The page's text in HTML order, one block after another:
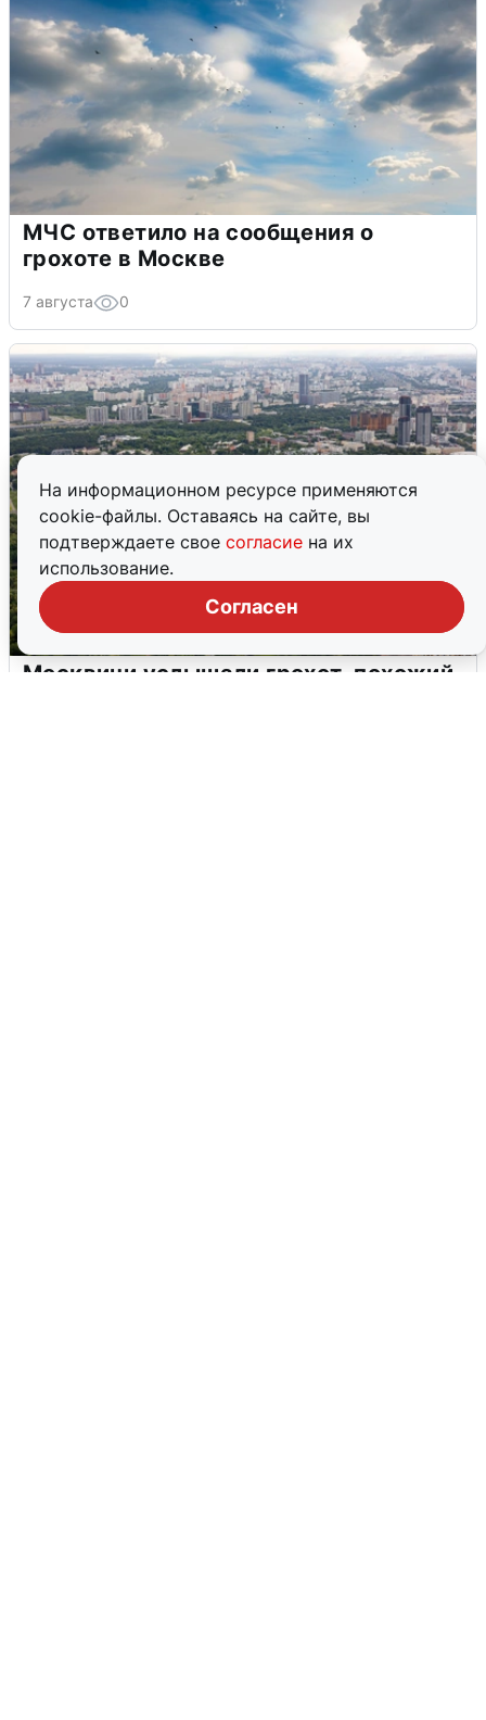
На информационном ресурсе применяются
cookie-файлы. Оставаясь на сайте, вы
подтверждаете свое согласие на их
использование.
Согласен
МЧС ответило на сообщения о
грохоте в Москве
7 августа 0
Москвичи услышали грохот, похожий